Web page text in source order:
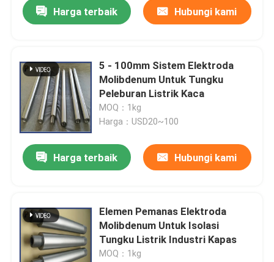
Harga terbaik Hubungi kami
5 - 100mm Sistem Elektroda
Molibdenum Untuk Tungku
Peleburan Listrik Kaca
MOQ：1kg
Harga：USD20~100
Harga terbaik Hubungi kami
Elemen Pemanas Elektroda
Molibdenum Untuk Isolasi
Tungku Listrik Industri Kapas
MOQ：1kg